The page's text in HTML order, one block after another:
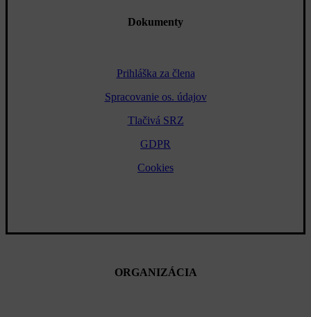
Dokumenty
Prihláška za člena
Spracovanie os. údajov
Tlačivá SRZ
GDPR
Cookies
ORGANIZÁCIA